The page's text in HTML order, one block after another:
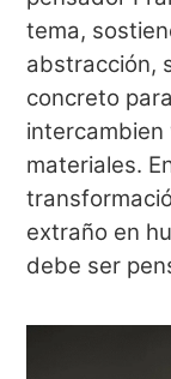
tema,
abstracción,
concreto
intercambien
materiales.
extraño en
debe ser